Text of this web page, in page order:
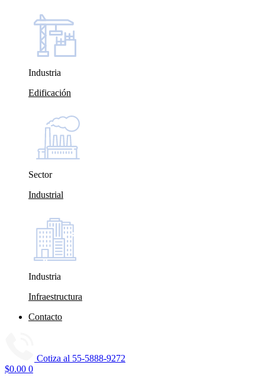
Industria
Edificación
Sector
Industrial
Industria
Infraestructura
Contacto
Cotiza al 55-5888-9272
$0.00 0